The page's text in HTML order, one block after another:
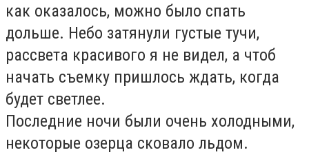
как оказалось, можно было спать
дольше. Небо затянули густые тучи,
рассвета красивого я не видел, а чтоб
начать съемку пришлось ждать, когда
будет светлее.
Последние ночи были очень холодными,
некоторые озерца сковало льдом.